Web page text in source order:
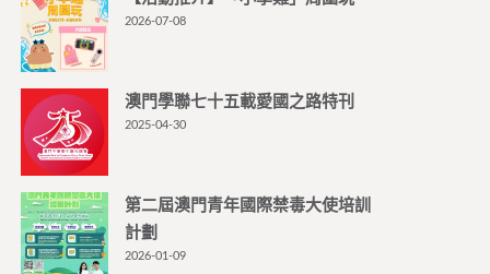
2026-07-08
澳門學聯七十五載愛國之路特刊
2025-04-30
第二屆澳門青年國際禁毒大使培訓
計劃
2026-01-09